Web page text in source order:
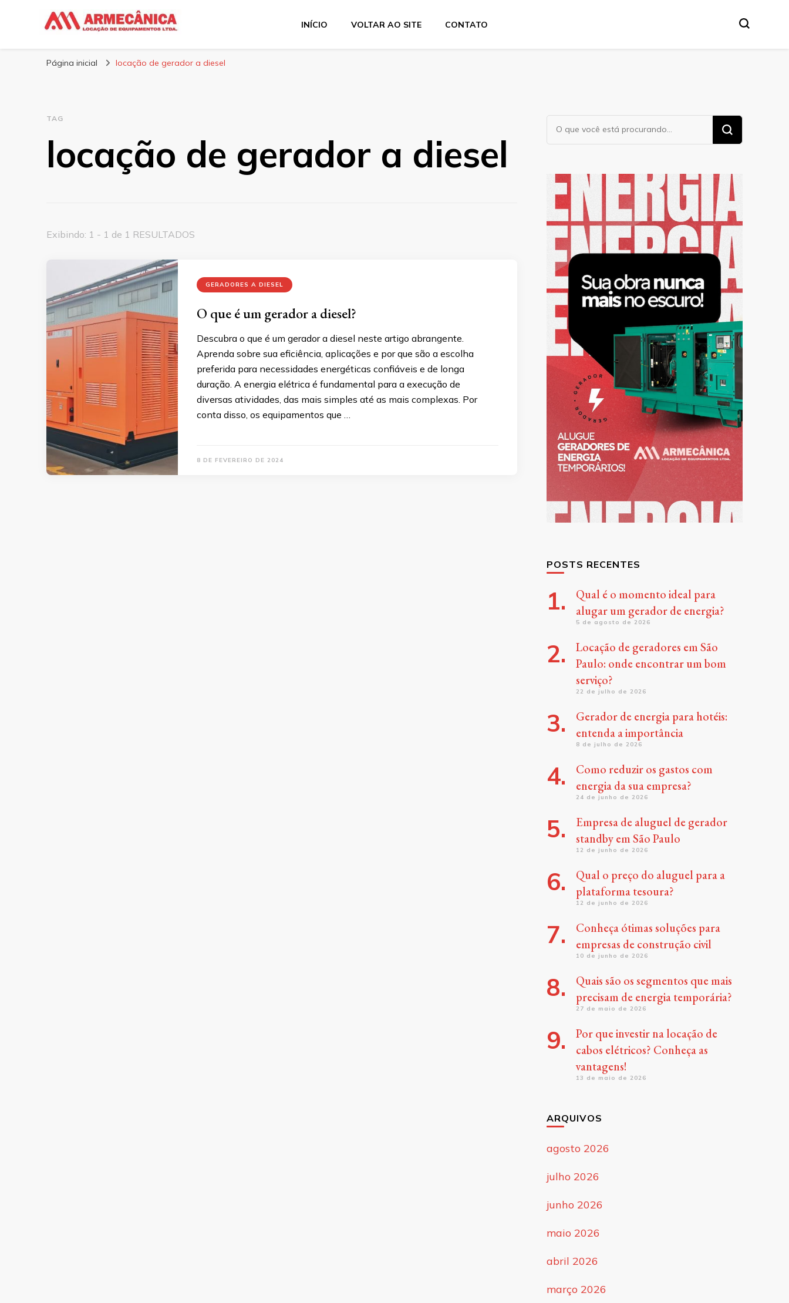
Armecânica
INÍCIO VOLTAR AO SITE CONTATO
Página inicial locação de gerador a diesel
TAG
locação de gerador a diesel
Exibindo: 1 - 1 de 1 RESULTADOS
GERADORES A DIESEL
O que é um gerador a diesel?
Descubra o que é um gerador a diesel neste artigo abrangente.
Aprenda sobre sua eficiência, aplicações e por que são a escolha
preferida para necessidades energéticas confiáveis e de longa
duração. A energia elétrica é fundamental para a execução de
diversas atividades, das mais simples até as mais complexas. Por
conta disso, os equipamentos que …
8 DE FEVEREIRO DE 2024
Procurando
algo?
POSTS RECENTES
Qual é o momento ideal para
alugar um gerador de energia?
5 de agosto de 2026
Locação de geradores em São
Paulo: onde encontrar um bom
serviço?
22 de julho de 2026
Gerador de energia para hotéis:
entenda a importância
8 de julho de 2026
Como reduzir os gastos com
energia da sua empresa?
24 de junho de 2026
Empresa de aluguel de gerador
standby em São Paulo
12 de junho de 2026
Qual o preço do aluguel para a
plataforma tesoura?
12 de junho de 2026
Conheça ótimas soluções para
empresas de construção civil
10 de junho de 2026
Quais são os segmentos que mais
precisam de energia temporária?
27 de maio de 2026
Por que investir na locação de
cabos elétricos? Conheça as
vantagens!
13 de maio de 2026
ARQUIVOS
agosto 2026
julho 2026
junho 2026
maio 2026
abril 2026
março 2026